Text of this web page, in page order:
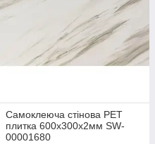
Самоклеюча стінова PET
плитка 600х300х2мм SW-
00001680